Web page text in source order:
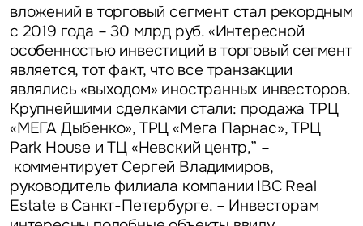
вложений в торговый сегмент стал рекордным
с 2019 года – 30 млрд руб. «Интересной
особенностью инвестиций в торговый сегмент
является, тот факт, что все транзакции
являлись «выходом» иностранных инвесторов.
Крупнейшими сделками стали: продажа ТРЦ
«МЕГА Дыбенко», ТРЦ «Мега Парнас», ТРЦ
Park House и ТЦ «Невский центр,” –
комментирует Сергей Владимиров,
руководитель филиала компании IBC Real
Estate в Санкт-Петербурге.– Инвесторам